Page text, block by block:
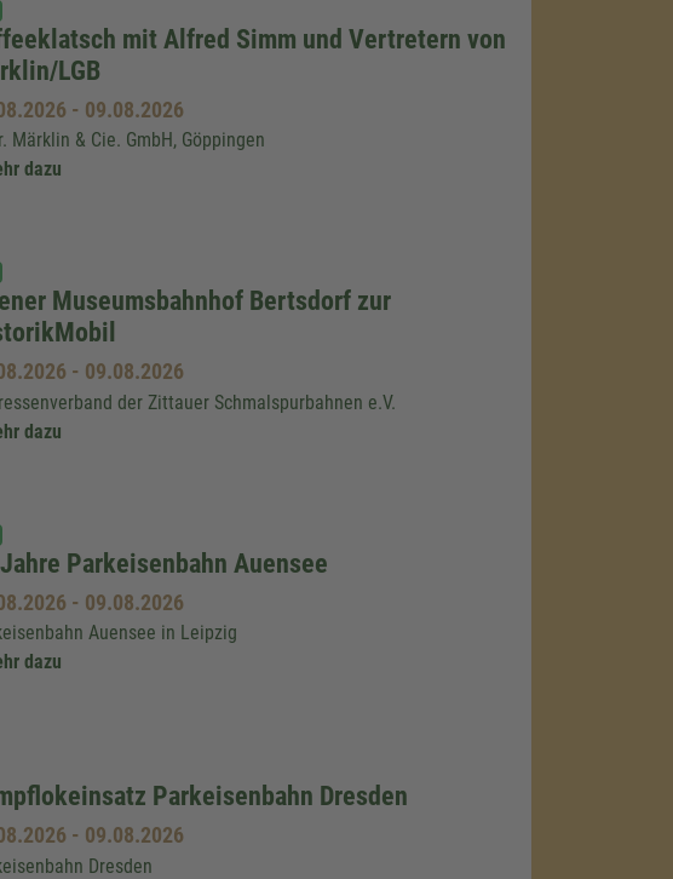
mit Alfred Simm und Vertretern von
LGB
- 09.08.2026
Märklin & Cie. GmbH, Göppingen
dazu
Museumsbahnhof Bertsdorf zur
- 09.08.2026
der Zittauer Schmalspurbahnen e.V.
dazu
Parkeisenbahn Auensee
- 09.08.2026
Auensee in Leipzig
dazu
Parkeisenbahn Dresden
- 09.08.2026
Dresden